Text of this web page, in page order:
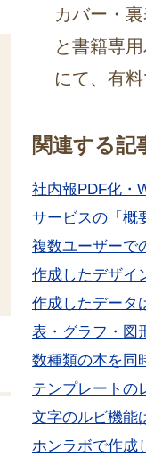
カバー・
と書籍専
にて、有
関連する記
社内報PDF化・
サービスの「概
複数ユーザーで
作成したデザイ
作成したデータ
表・グラフ・図
数種類の本を同
テンプレートの
文字のルビ機能
ホンラボで作成